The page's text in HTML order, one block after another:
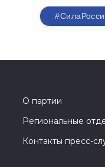
О партии
Региональные
Контакты пресс-